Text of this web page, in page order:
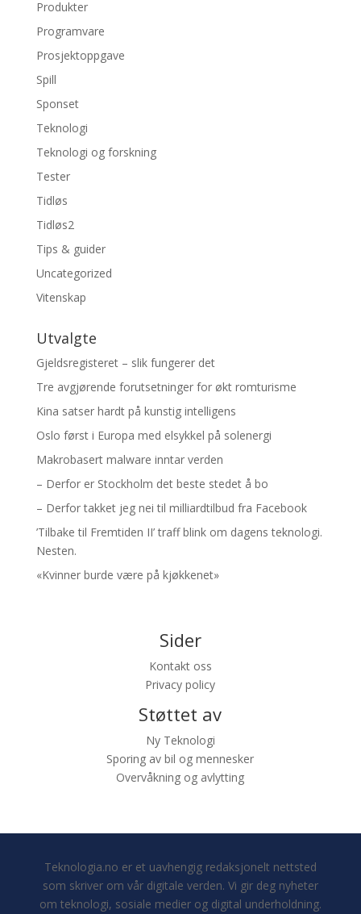
Produkter
Programvare
Prosjektoppgave
Spill
Sponset
Teknologi
Teknologi og forskning
Tester
Tidløs
Tidløs2
Tips & guider
Uncategorized
Vitenskap
Utvalgte
Gjeldsregisteret – slik fungerer det
Tre avgjørende forutsetninger for økt romturisme
Kina satser hardt på kunstig intelligens
Oslo først i Europa med elsykkel på solenergi
Makrobasert malware inntar verden
– Derfor er Stockholm det beste stedet å bo
– Derfor takket jeg nei til milliardtilbud fra Facebook
’Tilbake til Fremtiden II’ traff blink om dagens teknologi.
Nesten.
«Kvinner burde være på kjøkkenet»
Sider
Kontakt oss
Privacy policy
Støttet av
Ny Teknologi
Sporing av bil og mennesker
Overvåkning og avlytting
Teknologia.no er et uavhengig redaksjonelt nettsted
som skriver om vår digitale verden. Vi gir deg nyheter
om teknologi, sosiale medier og digital underholdning.